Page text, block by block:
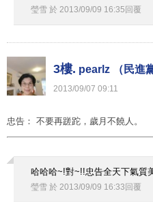
瑩雪 於 2013/09/09 16:35回覆
3樓. pearlz （民進
2013/09/07 09:11
忠告： 不要再蹉跎，歲月不饒人。
哈哈哈~!對~!!忠告全天下氣質
瑩雪 於 2013/09/09 16:33回覆